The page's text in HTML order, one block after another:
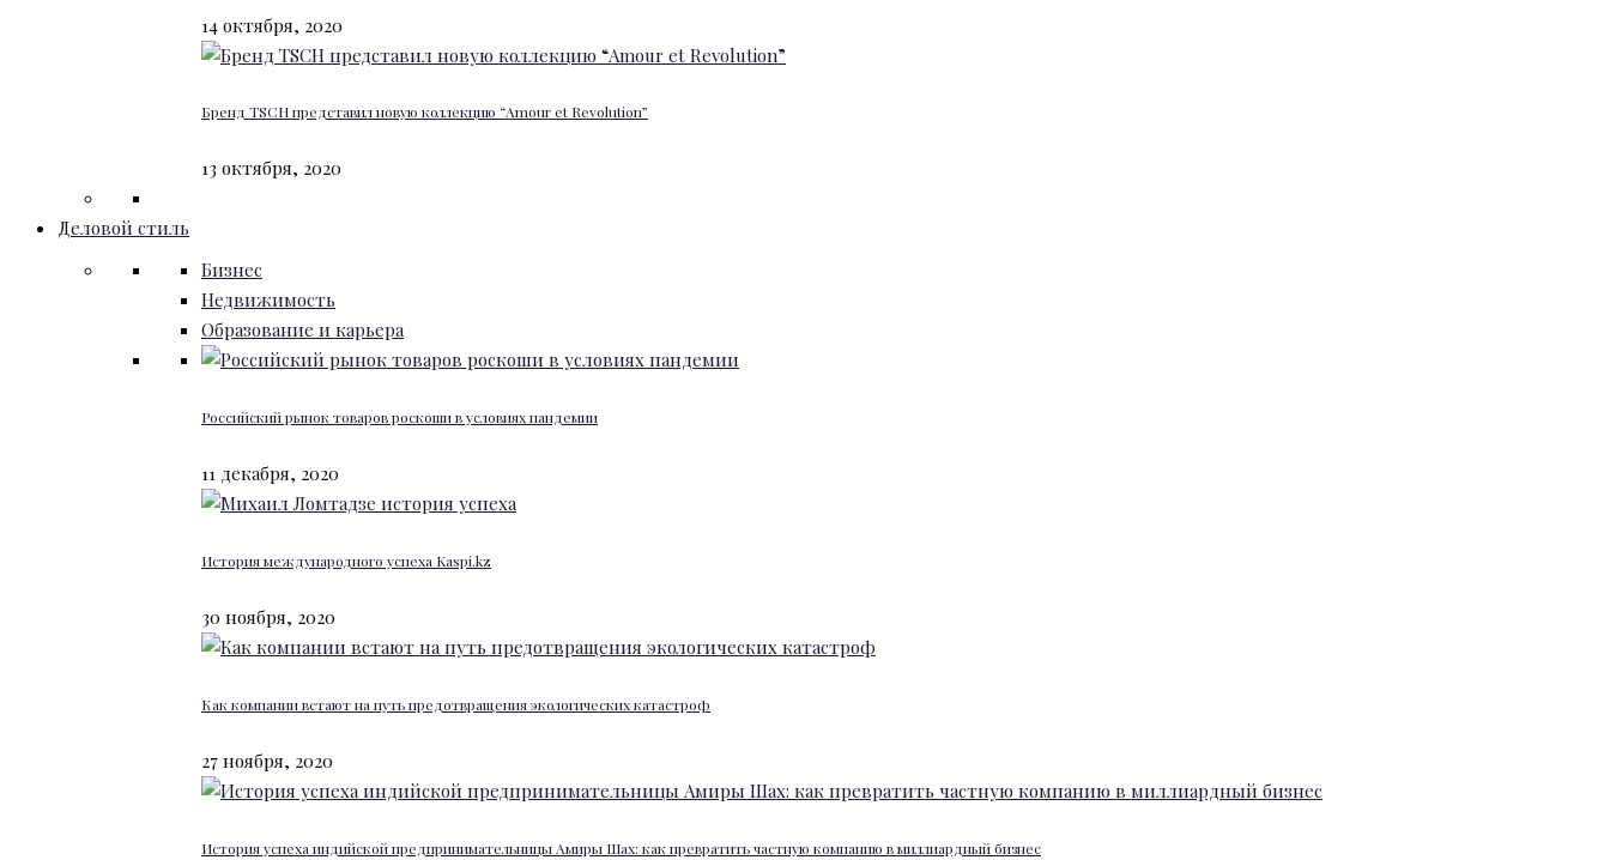
14 октября, 2020
Бренд TSCH представил новую коллекцию “Amour et Revolution”
13 октября, 2020
Деловой стиль
Бизнес
Недвижимость
Образование и карьера
Российский рынок товаров роскоши в условиях пандемии
11 декабря, 2020
История международного успеха Kaspi.kz
30 ноября, 2020
Как компании встают на путь предотвращения экологических катастроф
27 ноября, 2020
История успеха индийской предпринимательницы Амиры Шах: как превратить частную компанию в миллиардный бизнес